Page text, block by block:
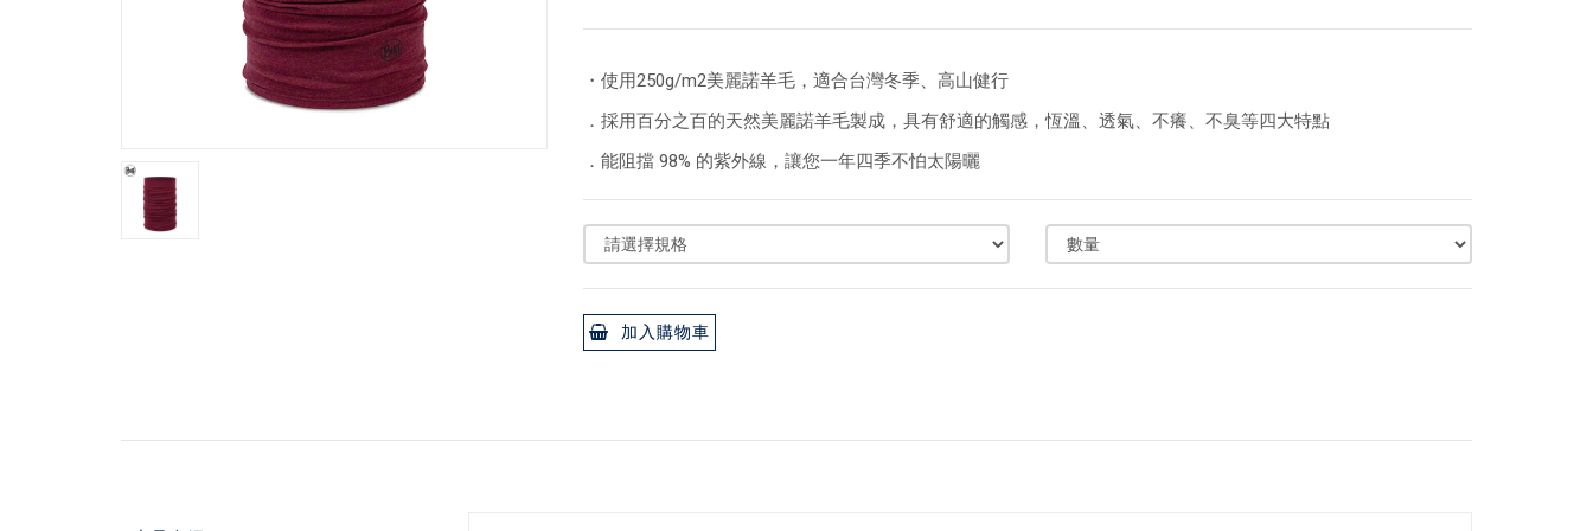
・使用250g/m2美麗諾羊毛，適合台灣冬季、高山健行
．採用百分之百的天然美麗諾羊毛製成，具有舒適的觸感，恆溫、透氣、不癢、不臭等四大特點
．能阻擋 98% 的紫外線，讓您一年四季不怕太陽曬
加入購物車